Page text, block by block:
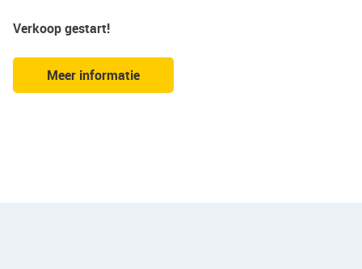
Verkoop gestart!
Meer informatie